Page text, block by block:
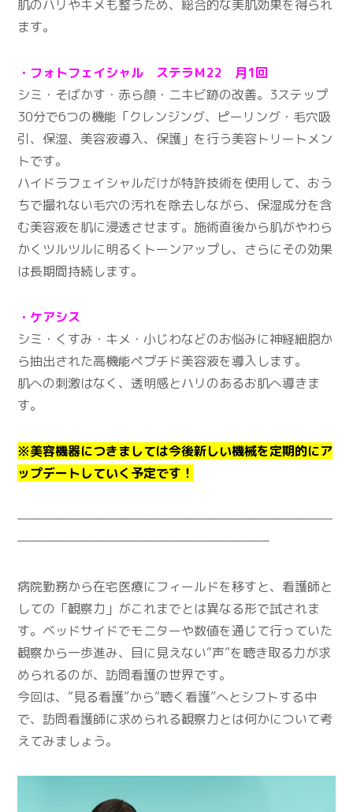
肌のハリやキメも整うため、総合的な美肌効果を得られ
ます。
・フォトフェイシャル ステラＭ22 月1回
シミ・そばかす・赤ら顔・ニキビ跡の改善。3ステップ
30分で6つの機能「クレンジング、ピーリング・毛穴吸
引、保湿、美容液導入、保護」を行う美容トリートメン
トです。
ハイドラフェイシャルだけが特許技術を使用して、おう
ちで撮れない毛穴の汚れを除去しながら、保湿成分を含
む美容液を肌に浸透させます。施術直後から肌がやわら
かくツルツルに明るくトーンアップし、さらにその効果
は長期間持続します。
・ケアシス
シミ・くすみ・キメ・小じわなどのお悩みに神経細胞か
ら抽出された高機能ペプチド美容液を導入します。
肌への刺激はなく、透明感とハリのあるお肌へ導きま
す。
※美容機器につきましては今後新しい機械を定期的にア
ップデートしていく予定です！
―――――――――――――――――――――――――
――――――――――――――――――――
病院勤務から在宅医療にフィールドを移すと、看護師と
しての「観察力」がこれまでとは異なる形で試されま
す。ベッドサイドでモニターや数値を通じて行っていた
観察から一歩進み、目に見えない“声”を聴き取る力が求
められるのが、訪問看護の世界です。
今回は、“見る看護”から“聴く看護”へとシフトする中
で、訪問看護師に求められる観察力とは何かについて考
えてみましょう。